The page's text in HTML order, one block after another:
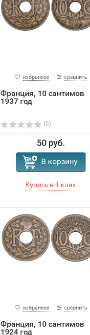
избранное сравнить
Франция, 10 сантимов
1937 год
(0)
50 руб.
В корзину
избранное сравнить
Франция, 10 сантимов
1924 год